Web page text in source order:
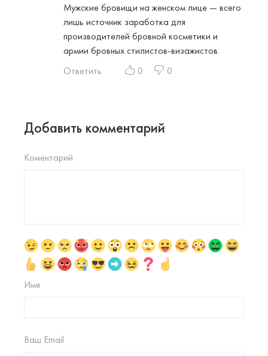
Мужские бровищи на женском лице — всего
лишь источник заработка для
производителей бровной косметики и
армии бровных стилистов-визажистов.
Ответить
0 0
Добавить комментарий
Коментарий
Имя
Ваш Email